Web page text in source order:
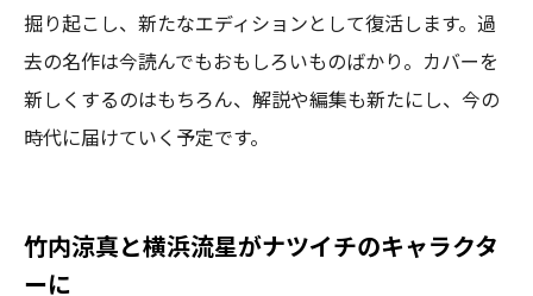
掘り起こし、新たなエディションとして復活します。過
去の名作は今読んでもおもしろいものばかり。カバーを
新しくするのはもちろん、解説や編集も新たにし、今の
時代に届けていく予定です。
竹内涼真と横浜流星がナツイチのキャラクタ
ーに